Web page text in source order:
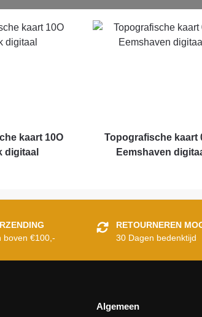
kaart 10O
digitaal
Topografische kaart
Eemshaven
boven €100,-
RETOURNEREN
30 Dagen bedenktijd
Algemeen